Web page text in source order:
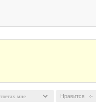
Нравится